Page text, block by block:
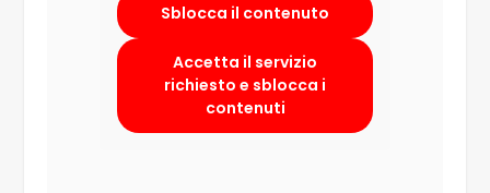
Sblocca il contenuto
Accetta il servizio
richiesto e sblocca i
contenuti